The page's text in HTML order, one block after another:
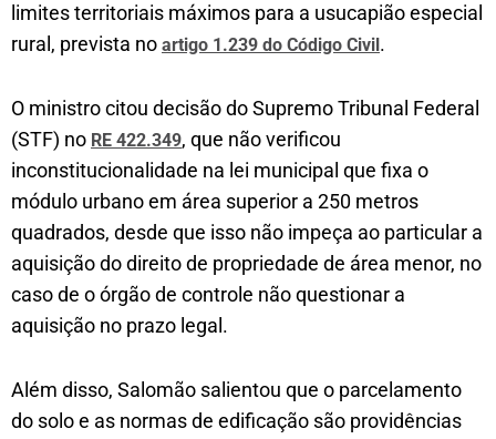
limites territoriais máximos para a usucapião especial
rural, prevista no artigo 1.239 do Código Civil.
O ministro citou decisão do Supremo Tribunal Federal
(STF) no RE 422.349, que não verificou
inconstitucionalidade na lei municipal que fixa o
módulo urbano em área superior a 250 metros
quadrados, desde que isso não impeça ao particular a
aquisição do direito de propriedade de área menor, no
caso de o órgão de controle não questionar a
aquisição no prazo legal.
Além disso, Salomão salientou que o parcelamento
do solo e as normas de edificação são providências